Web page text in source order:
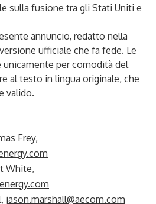
sulla fusione tra gli Stati Uniti e
annuncio, redatto nella
ufficiale che fa fede. Le
per comodità del
al testo in lingua originale, che
valido.
Frey,
White,
jason.marshall@aecom.com